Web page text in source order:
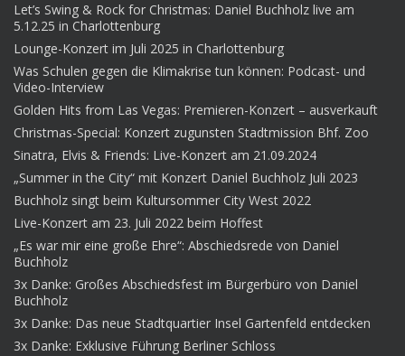
Let’s Swing & Rock for Christmas: Daniel Buchholz live am
5.12.25 in Charlottenburg
Lounge-Konzert im Juli 2025 in Charlottenburg
Was Schulen gegen die Klimakrise tun können: Podcast- und
Video-Interview
Golden Hits from Las Vegas: Premieren-Konzert – ausverkauft
Christmas-Special: Konzert zugunsten Stadtmission Bhf. Zoo
Sinatra, Elvis & Friends: Live-Konzert am 21.09.2024
„Summer in the City“ mit Konzert Daniel Buchholz Juli 2023
Buchholz singt beim Kultursommer City West 2022
Live-Konzert am 23. Juli 2022 beim Hoffest
„Es war mir eine große Ehre“: Abschiedsrede von Daniel
Buchholz
3x Danke: Großes Abschiedsfest im Bürgerbüro von Daniel
Buchholz
3x Danke: Das neue Stadtquartier Insel Gartenfeld entdecken
3x Danke: Exklusive Führung Berliner Schloss